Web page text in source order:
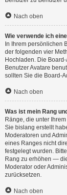
Nach oben
Wie verwende ich
In Ihrem persönlichen
der folgenden vier
Hochladen. Die
Benutzer Avatare
sollten Sie die Board-
Nach oben
Was ist mein Rang
Ränge, die unter
Sie bislang erstellt
Moderatoren und
eines Ranges nicht
festgelegt wurden.
Rang zu erhöhen —
Moderator oder
zurücksetzen.
Nach oben